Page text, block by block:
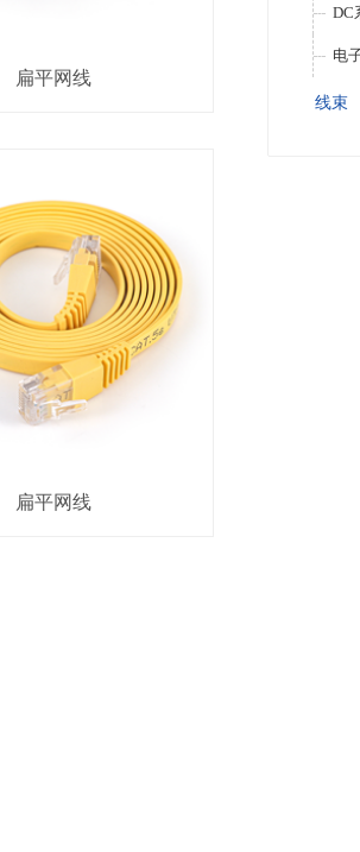
扁平网线
扁平网线
DC
电
线束